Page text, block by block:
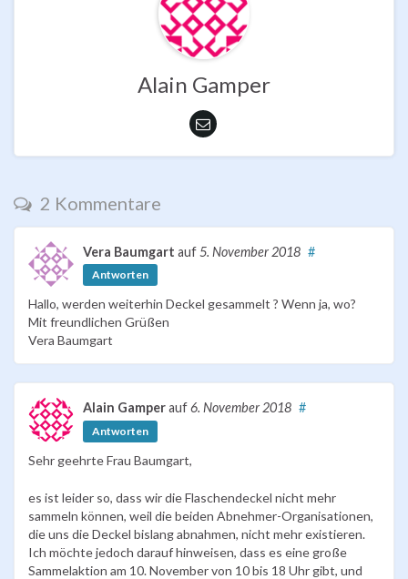
Alain Gamper
2 Kommentare
Vera Baumgart auf5. November 2018 #
Antworten
Hallo, werden weiterhin Deckel gesammelt ? Wenn ja, wo?
Mit freundlichen Grüßen
Vera Baumgart
Alain Gamperauf6. November 2018 #
Antworten
Sehr geehrte Frau Baumgart,
es ist leider so, dass wir die Flaschendeckel nicht mehr
sammeln können, weil die beiden Abnehmer-Organisationen,
die uns die Deckel bislang abnahmen, nicht mehr existieren.
Ich möchte jedoch darauf hinweisen, dass es eine große
Sammelaktion am 10. November von 10 bis 18 Uhr gibt, und